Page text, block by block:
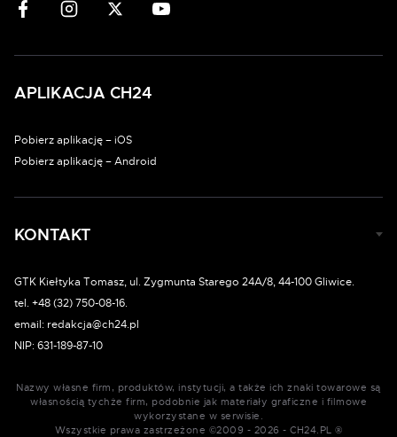
APLIKACJA CH24
Pobierz aplikację – iOS
Pobierz aplikację – Android
KONTAKT
GTK Kiełtyka Tomasz, ul. Zygmunta Starego 24A/8, 44-100 Gliwice.
tel. +48 (32) 750-08-16.
email: redakcja@ch24.pl
NIP: 631-189-87-10
Nazwy własne firm, produktów, instytucji, a także ich znaki towarowe są
własnością tychże firm, podobnie jak materiały graficzne i filmowe
wykorzystane w serwisie.
Wszystkie prawa zastrzeżone ©2009 - 2026 - CH24.PL ®